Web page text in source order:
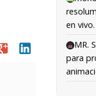
linkedin
en vivo.
MR.
para